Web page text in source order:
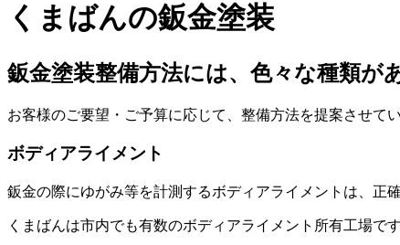
くまばんの鈑金塗装
鈑金塗装整備方法には、色々な種類が
お客様のご要望・ご予算に応じて、整備方法を提案させてい
ボディアライメント
鈑金の際にゆがみ等を計測するボディアライメントは、正
くまばんは市内でも有数のボディアライメント所有工場です